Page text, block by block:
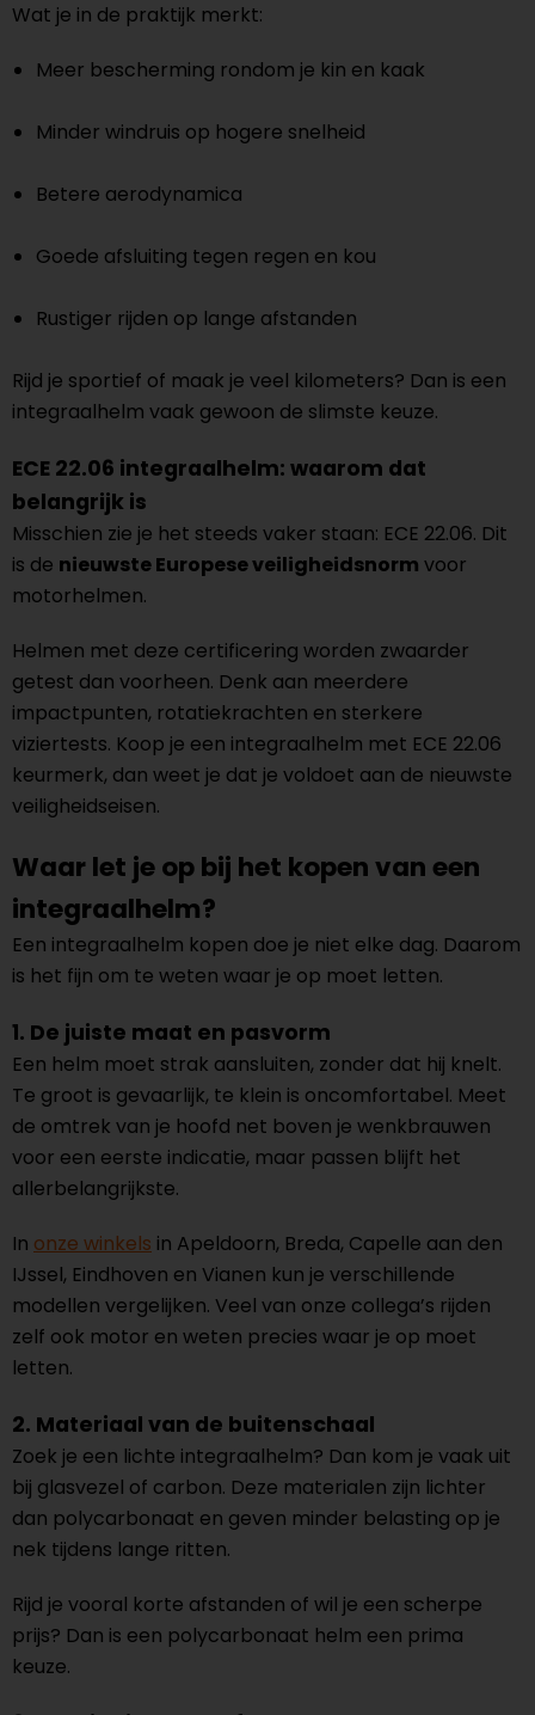
Wat je in de praktijk merkt:
Meer bescherming rondom je kin en kaak
Minder windruis op hogere snelheid
Betere aerodynamica
Goede afsluiting tegen regen en kou
Rustiger rijden op lange afstanden
Rijd je sportief of maak je veel kilometers? Dan is een
integraalhelm vaak gewoon de slimste keuze.
ECE 22.06 integraalhelm: waarom dat
belangrijk is
Misschien zie je het steeds vaker staan: ECE 22.06. Dit
is de nieuwste Europese veiligheidsnorm voor
motorhelmen.
Helmen met deze certificering worden zwaarder
getest dan voorheen. Denk aan meerdere
impactpunten, rotatiekrachten en sterkere
viziertests. Koop je een integraalhelm met ECE 22.06
keurmerk, dan weet je dat je voldoet aan de nieuwste
veiligheidseisen.
Waar let je op bij het kopen van een
integraalhelm?
Een integraalhelm kopen doe je niet elke dag. Daarom
is het fijn om te weten waar je op moet letten.
1. De juiste maat en pasvorm
Een helm moet strak aansluiten, zonder dat hij knelt.
Te groot is gevaarlijk, te klein is oncomfortabel. Meet
de omtrek van je hoofd net boven je wenkbrauwen
voor een eerste indicatie, maar passen blijft het
allerbelangrijkste.
In onze winkels in Apeldoorn, Breda, Capelle aan den
IJssel, Eindhoven en Vianen kun je verschillende
modellen vergelijken. Veel van onze collega’s rijden
zelf ook motor en weten precies waar je op moet
letten.
2. Materiaal van de buitenschaal
Zoek je een lichte integraalhelm? Dan kom je vaak uit
bij glasvezel of carbon. Deze materialen zijn lichter
dan polycarbonaat en geven minder belasting op je
nek tijdens lange ritten.
Rijd je vooral korte afstanden of wil je een scherpe
prijs? Dan is een polycarbonaat helm een prima
keuze.